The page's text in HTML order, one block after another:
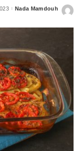
Posted
Nada Mamdouh